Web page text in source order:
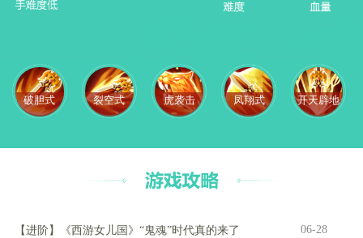
破胆式 裂空式 虎袭击 凤翔式 开天辟地
【进阶】 《西游女儿国》“鬼魂”时代真的来了 06-28